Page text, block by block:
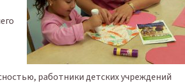
работники детских учреждений